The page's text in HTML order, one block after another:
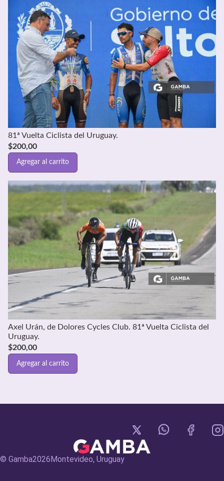
81ª Vuelta Ciclista del Uruguay.
$200,00
Agregar al carrito
Axel Urán, de Dolores Cycles Club. 81ª Vuelta Ciclista del
Uruguay.
$200,00
Agregar al carrito
© Gamba2026 Montevideo, Uruguay